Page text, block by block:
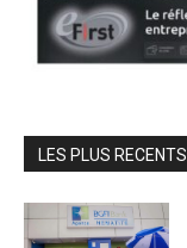
LES PLUS RECENTS